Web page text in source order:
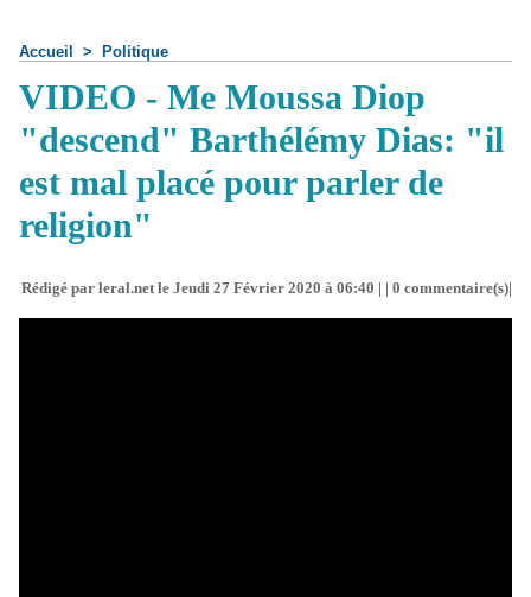
Accueil > Politique
VIDEO - Me Moussa Diop
"descend" Barthélémy Dias: "il
est mal placé pour parler de
religion"
Rédigé par leral.net le Jeudi 27 Février 2020 à 06:40 | | 0 commentaire(s)|